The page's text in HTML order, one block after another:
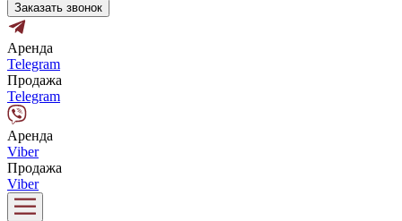
Заказать звонок
Аренда
Telegram
Продажа
Telegram
Аренда
Viber
Продажа
Viber